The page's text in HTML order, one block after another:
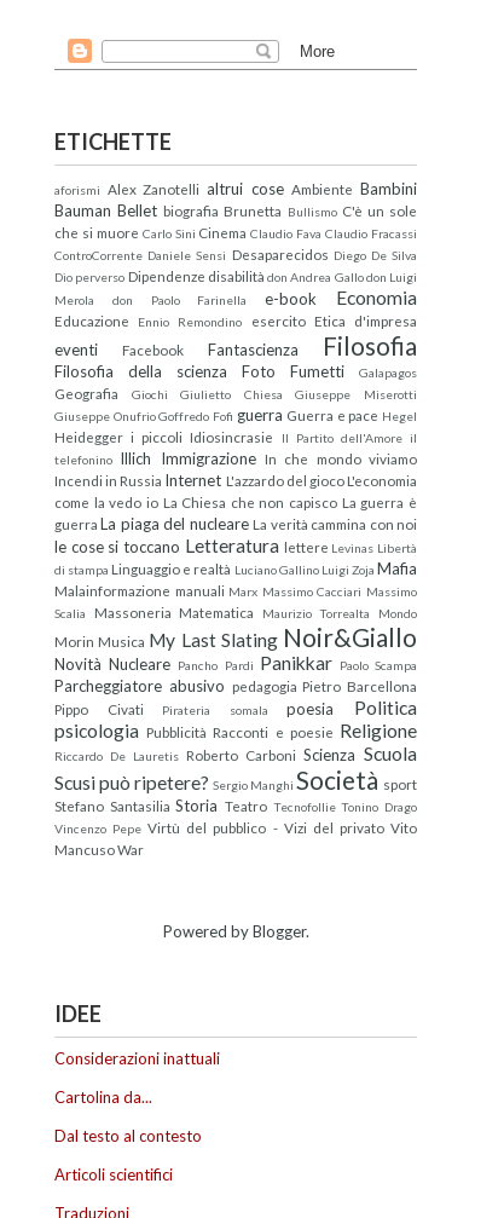
ETICHETTE
aforismi Alex Zanotelli altrui cose Ambiente Bambini
Bauman Bellet biografia Brunetta Bullismo C'è un sole
che si muore Carlo Sini Cinema Claudio Fava Claudio Fracassi
ControCorrente Daniele Sensi Desaparecidos Diego De Silva
Dio perverso Dipendenze disabilità don Andrea Gallo don Luigi
Merola
don Paolo Farinella e-book Economia
Educazione Ennio Remondino esercito Etica d'impresa
eventi Facebook Fantascienza Filosofia
Filosofia della scienza Foto Fumetti Galapagos
Geografia Giochi Giulietto Chiesa
Giuseppe Miserotti
Giuseppe Onufrio Goffredo Fofi guerra Guerra e pace Hegel
Heidegger i piccoli Idiosincrasie Il Partito dell'Amore il
telefonino Illich Immigrazione In che mondo viviamo
Incendi in Russia Internet L'azzardo del gioco L'economia
come la vedo io La Chiesa che non capisco La guerra è
guerra La piaga del nucleare La verità cammina con noi
le cose si toccano Letteratura lettere Levinas Libertà
di stampa Linguaggio e realtà Luciano Gallino Luigi Zoja Mafia
Malainformazione manuali Marx Massimo Cacciari Massimo
Scalia
Massoneria Matematica Maurizio Torrealta Mondo
Morin Musica My Last Slating Noir&Giallo
Novità Nucleare Pancho Pardi Panikkar Paolo Scampa
Parcheggiatore abusivo pedagogia Pietro Barcellona
Pippo Civati
Pirateria somala poesia
Politica
psicologia Pubblicità Racconti e poesie Religione
Riccardo De Lauretis Roberto Carboni Scienza Scuola
Scusi può ripetere? Sergio Manghi Società sport
Stefano Santasilia Storia Teatro Tecnofollie Tonino Drago
Vincenzo Pepe Virtù del pubblico - Vizi del privato Vito
MancusoWar
Powered byBlogger.
IDEE
Considerazioni inattuali
Cartolina da...
Dal testo al contesto
Articoli scientifici
Traduzioni